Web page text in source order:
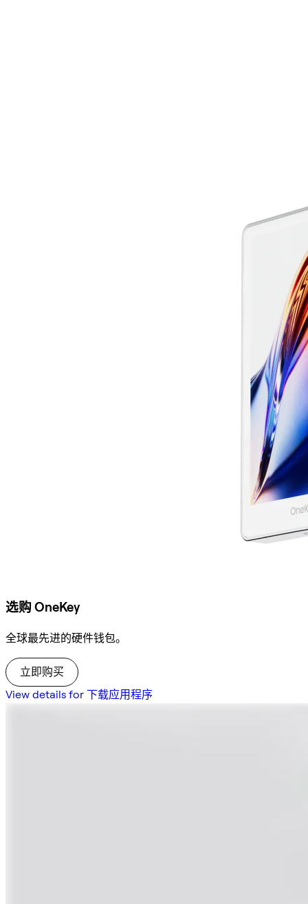
选购 OneKey
全球最先进的硬件钱包。
立即购买
View details for 下载应用程序